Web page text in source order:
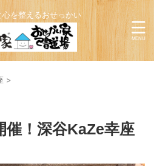
心を整えるおせっかい
>
！深谷KaZe幸座